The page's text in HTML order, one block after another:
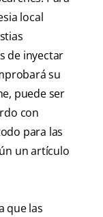
local
de inyectar
su
puede ser
con
para las
un artículo
que las